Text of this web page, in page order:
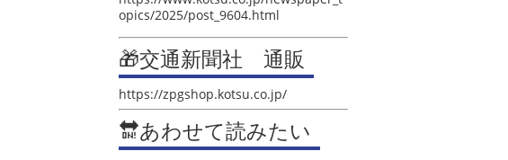
opics/2025/post_9604.html
🎁交通新聞社 通販
https://zpgshop.kotsu.co.jp/
🔛あわせて読みたい